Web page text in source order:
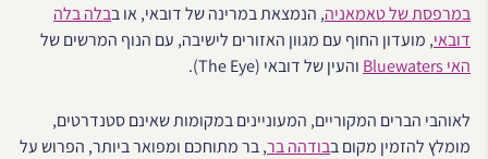
במרפסת של טאמאניה, הנמצאת במרינה של דובאי, או בבלה בלה
דובאי, מועדון החוף עם מגוון האזורים לישיבה, עם הנוף המרשים של
האי Bluewaters
והעין של דובאי (The Eye).
לאוהבי הברים המקוריים, המעוניינים במקומות שאינם סטנדרטים,
מומלץ להזמין מקום בבודהה בר, בר מתוחכם ומפואר ביותר, הפרוש על